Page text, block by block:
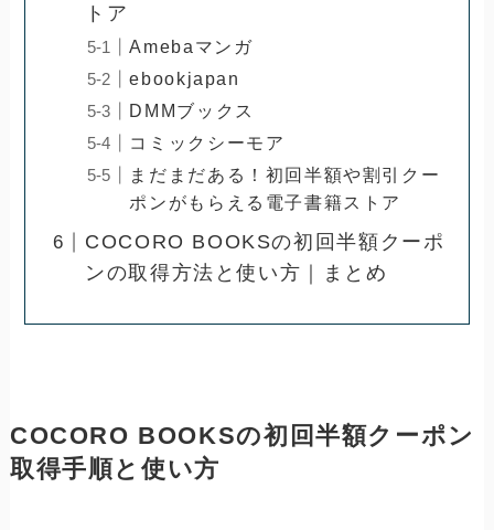
トア
Amebaマンガ
ebookjapan
DMMブックス
コミックシーモア
まだまだある！初回半額や割引クー
ポンがもらえる電子書籍ストア
COCORO BOOKSの初回半額クーポ
ンの取得方法と使い方｜まとめ
COCORO BOOKSの初回半額クーポン
取得手順と使い方